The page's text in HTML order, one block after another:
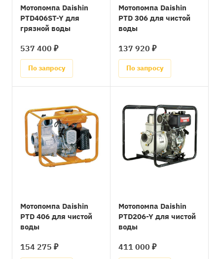
Мотопомпа Daishin
PTD406ST-Y для
грязной воды
537 400 ₽
По запросу
Мотопомпа Daishin
PTD 306 для чистой
воды
137 920 ₽
По запросу
Мотопомпа Daishin
PTD 406 для чистой
воды
154 275 ₽
Мотопомпа Daishin
PTD206-Y для чистой
воды
411 000 ₽